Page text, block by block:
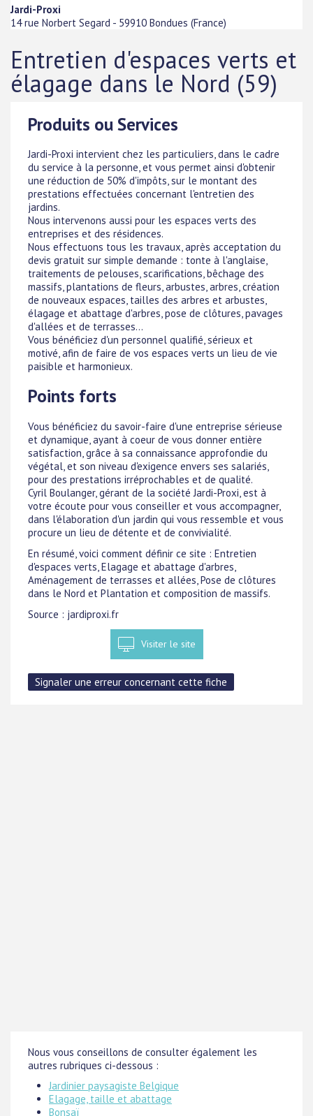
Jardi-Proxi
14 rue Norbert Segard - 59910 Bondues (France)
Entretien d'espaces verts et
élagage dans le Nord (59)
Produits ou Services
Jardi-Proxi intervient chez les particuliers, dans le cadre
du service à la personne, et vous permet ainsi d'obtenir
une réduction de 50% d'impôts, sur le montant des
prestations effectuées concernant l'entretien des
jardins.
Nous intervenons aussi pour les espaces verts des
entreprises et des résidences.
Nous effectuons tous les travaux, après acceptation du
devis gratuit sur simple demande : tonte à l'anglaise,
traitements de pelouses, scarifications, bêchage des
massifs, plantations de fleurs, arbustes, arbres, création
de nouveaux espaces, tailles des arbres et arbustes,
élagage et abattage d'arbres, pose de clôtures, pavages
d'allées et de terrasses...
Vous bénéficiez d'un personnel qualifié, sérieux et
motivé, afin de faire de vos espaces verts un lieu de vie
paisible et harmonieux.
Points forts
Vous bénéficiez du savoir-faire d'une entreprise sérieuse
et dynamique, ayant à coeur de vous donner entière
satisfaction, grâce à sa connaissance approfondie du
végétal, et son niveau d'exigence envers ses salariés,
pour des prestations irréprochables et de qualité.
Cyril Boulanger, gérant de la société Jardi-Proxi, est à
votre écoute pour vous conseiller et vous accompagner,
dans l'élaboration d'un jardin qui vous ressemble et vous
procure un lieu de détente et de convivialité.
En résumé, voici comment définir ce site : Entretien
d'espaces verts, Elagage et abattage d'arbres,
Aménagement de terrasses et allées, Pose de clôtures
dans le Nord et Plantation et composition de massifs.
Source : jardiproxi.fr
Visiter le site
Nous vous conseillons de consulter également les
autres rubriques ci-dessous :
Jardinier paysagiste Belgique
Elagage, taille et abattage
Bonsaï